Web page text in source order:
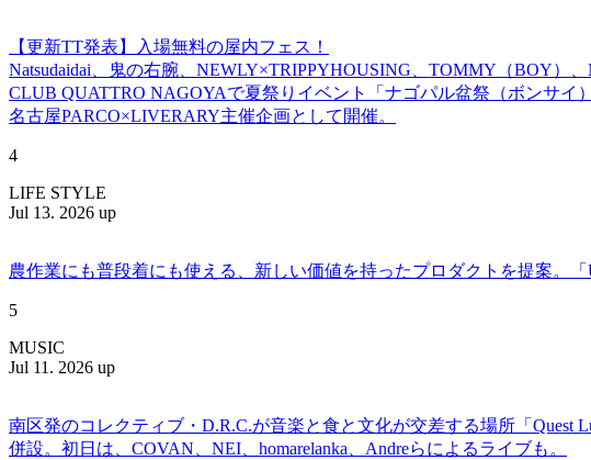
【更新TT発表】入場無料の屋内フェス！
Natsudaidai、鬼の右腕、NEWLY×TRIPPYHOUSING、TOMMY（BOY）、
CLUB QUATTRO NAGOYAで夏祭りイベント「ナゴパル盆祭（ボンサイ）
名古屋PARCO×LIVERARY主催企画として開催。
4
LIFE STYLE
Jul 13. 2026 up
農作業にも普段着にも使える、新しい価値を持ったプロダクトを提案。
5
MUSIC
Jul 11. 2026 up
南区発のコレクティブ・D.R.C.が⾳楽と⾷と⽂化が交差する場所「
併設。初日は、COVAN、NEI、homarelanka、Andreらによるライブも。